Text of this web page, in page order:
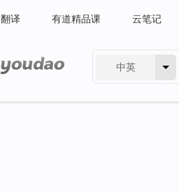
翻译 有道精品课 云笔记
中英